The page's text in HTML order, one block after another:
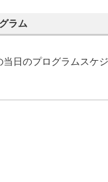
ラム
日のプログラムスケ